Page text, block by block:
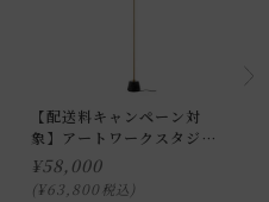
【配送料キャンペーン対
象】アートワークスタジオ
ハバナ フロアランプ
¥58,000
¥63,800 税込